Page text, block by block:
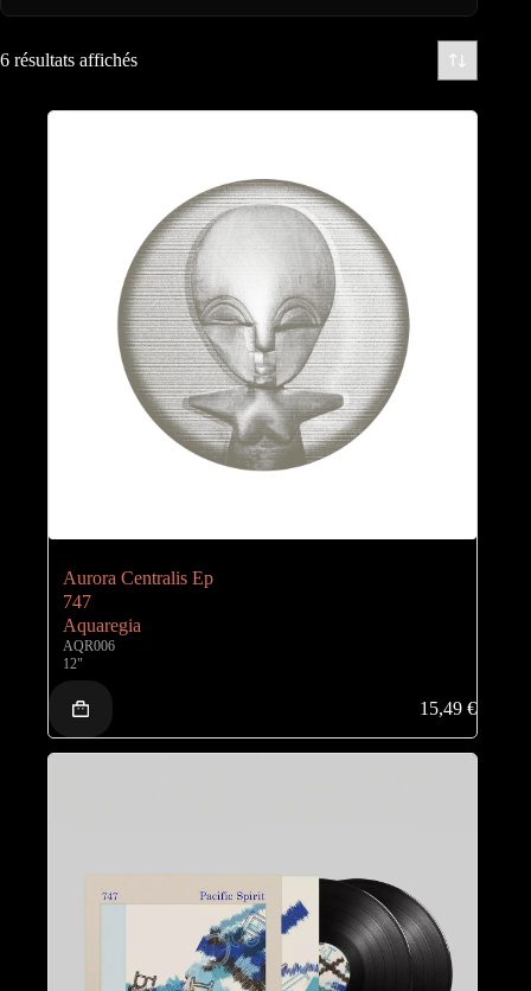
6 résultats affichés
Aurora Centralis Ep
747
Aquaregia
AQR006
12"
15,49€